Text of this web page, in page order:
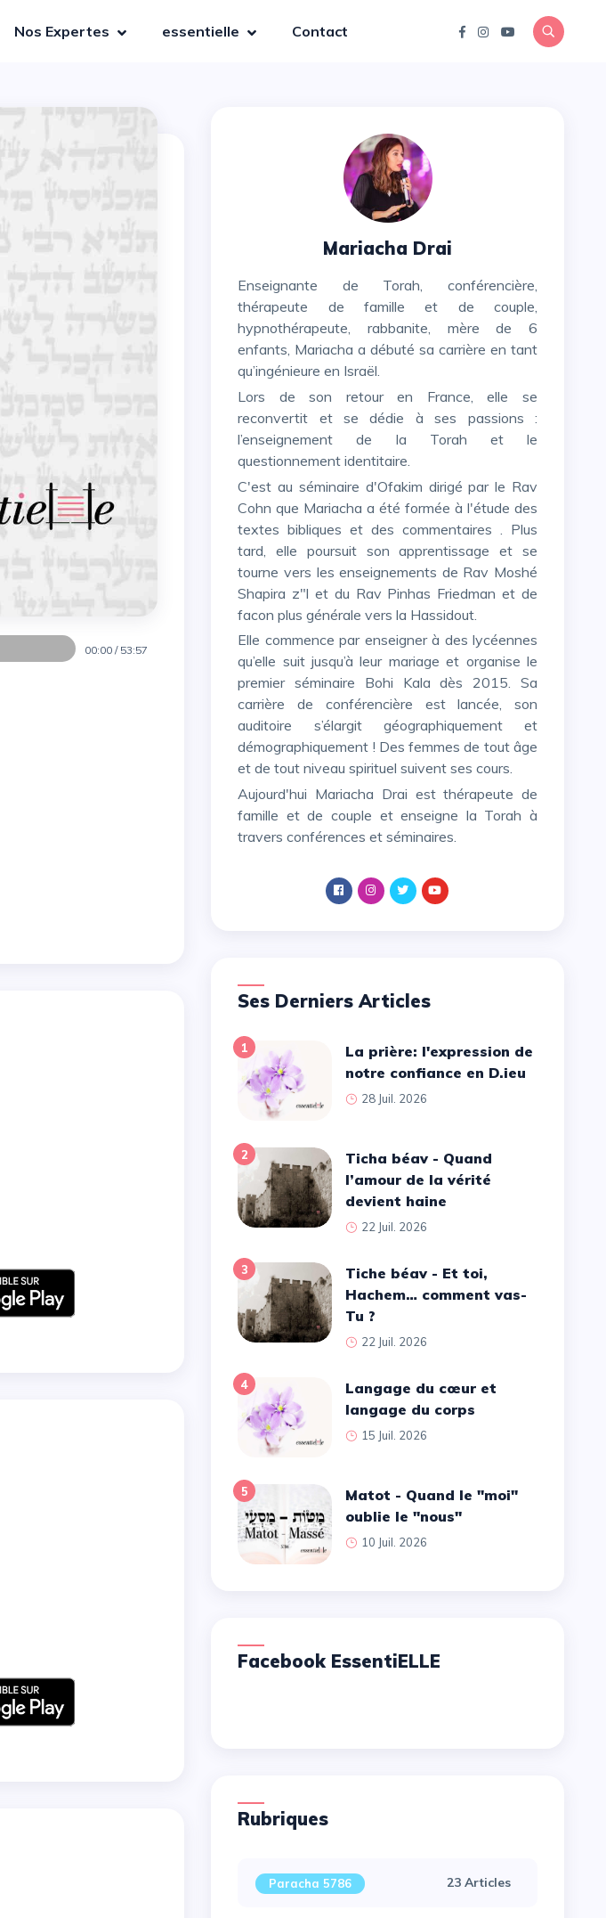
Nos Expertes essentielle Contact
00:00 / 53:57
Mariacha Drai
Enseignante de Torah, conférencière,
thérapeute de famille et de couple,
hypnothérapeute, rabbanite, mère de 6
enfants, Mariacha a débuté sa carrière en tant
qu’ingénieure en Israël.
Lors de son retour en France, elle se
reconvertit et se dédie à ses passions :
l’enseignement de la Torah et le
questionnement identitaire.
C'est au séminaire d'Ofakim dirigé par le Rav
Cohn que Mariacha a été formée à l'étude des
textes bibliques et des commentaires . Plus
tard, elle poursuit son apprentissage et se
tourne vers les enseignements de Rav Moshé
Shapira z"l et du Rav Pinhas Friedman et de
facon plus générale vers la Hassidout.
Elle commence par enseigner à des lycéennes
qu’elle suit jusqu’à leur mariage et organise le
premier séminaire Bohi Kala dès 2015. Sa
carrière de conférencière est lancée, son
auditoire s’élargit géographiquement et
démographiquement ! Des femmes de tout âge
et de tout niveau spirituel suivent ses cours.
Aujourd'hui Mariacha Drai est thérapeute de
famille et de couple et enseigne la Torah à
travers conférences et séminaires.
Ses Derniers Articles
1
La prière: l'expression de
notre confiance en D.ieu
28 Juil. 2026
2
Ticha béav - Quand
l’amour de la vérité
devient haine
22 Juil. 2026
3
Tiche béav - Et toi,
Hachem… comment vas-
Tu ?
22 Juil. 2026
4
Langage du cœur et
langage du corps
15 Juil. 2026
5
Matot - Quand le ''moi''
oublie le ''nous''
10 Juil. 2026
Facebook EssentiELLE
Rubriques
Paracha 5786 23 Articles